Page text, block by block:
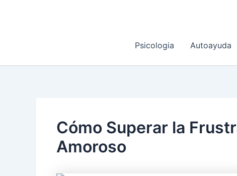
Psicologia
Autoayuda
Cómo Superar la
Amoroso